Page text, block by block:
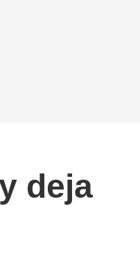
deja